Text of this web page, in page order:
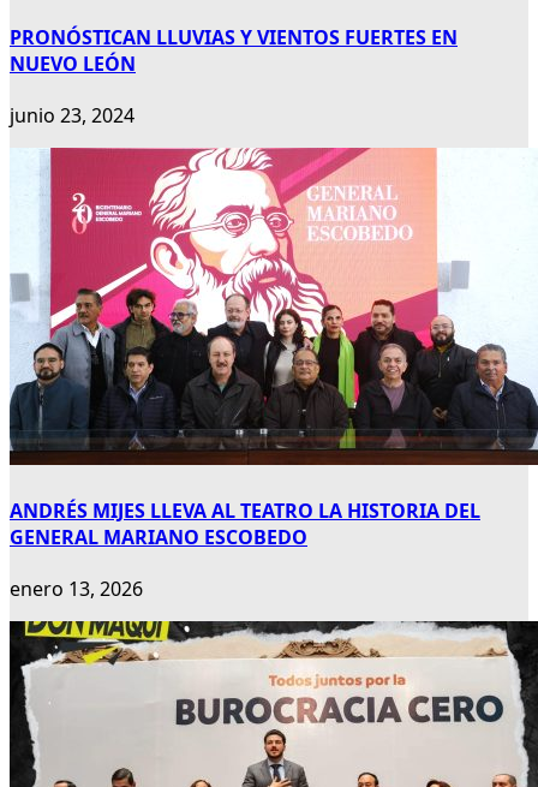
PRONÓSTICAN LLUVIAS Y VIENTOS FUERTES EN
NUEVO LEÓN
junio 23, 2024
ANDRÉS MIJES LLEVA AL TEATRO LA HISTORIA DEL
GENERAL MARIANO ESCOBEDO
enero 13, 2026